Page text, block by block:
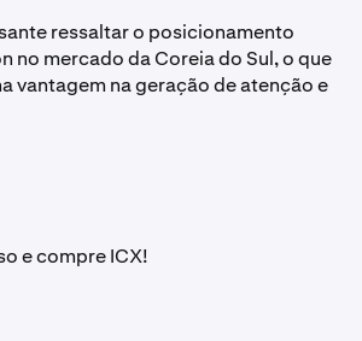
ressaltar o posicionamento
no mercado da Coreia do Sul, o que
vantagem na geração de atenção e
e compre ICX!